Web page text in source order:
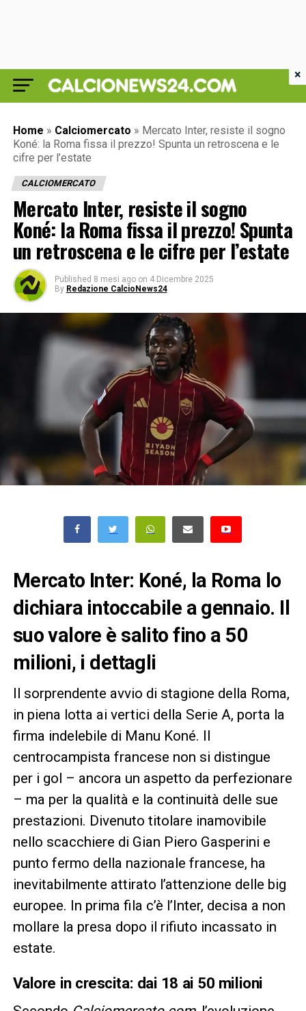
Home » Calciomercato » Mercato Inter, resiste il sogno
Koné: la Roma fissa il prezzo! Spunta un retroscena e le
cifre per l’estate
CALCIOMERCATO
Mercato Inter, resiste il sogno
Koné: la Roma fissa il prezzo! Spunta
un retroscena e le cifre per l’estate
Published 8 mesi ago on 4 Dicembre 2025
By Redazione CalcioNews24
Mercato Inter: Koné, la Roma lo
dichiara intoccabile a gennaio. Il
suo valore è salito fino a 50
milioni, i dettagli
Il sorprendente avvio di stagione della Roma,
in piena lotta ai vertici della Serie A, porta la
firma indelebile di Manu Koné. Il
centrocampista francese non si distingue
per i gol – ancora un aspetto da perfezionare
– ma per la qualità e la continuità delle sue
prestazioni. Divenuto titolare inamovibile
nello scacchiere di Gian Piero Gasperini e
punto fermo della nazionale francese, ha
inevitabilmente attirato l’attenzione delle big
europee. In prima fila c’è l’Inter, decisa a non
mollare la presa dopo il rifiuto incassato in
estate.
Valore in crescita: dai 18 ai 50 milioni
×